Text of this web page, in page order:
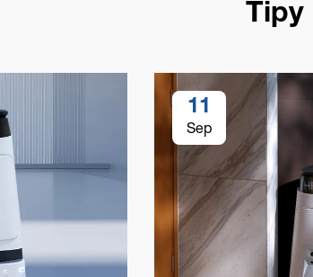
Tipy
11
Sep